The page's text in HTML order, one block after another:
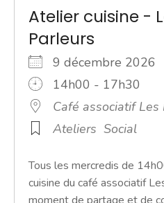
Atelier cuisine -
Parleurs
9 décembre 2026
14h00 - 17h30
Café associatif
Ateliers Social
Tous les mercredis de
cuisine du café associatif